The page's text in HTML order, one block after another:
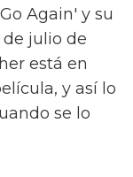
Again' y su
julio de
está en
y así lo
se lo